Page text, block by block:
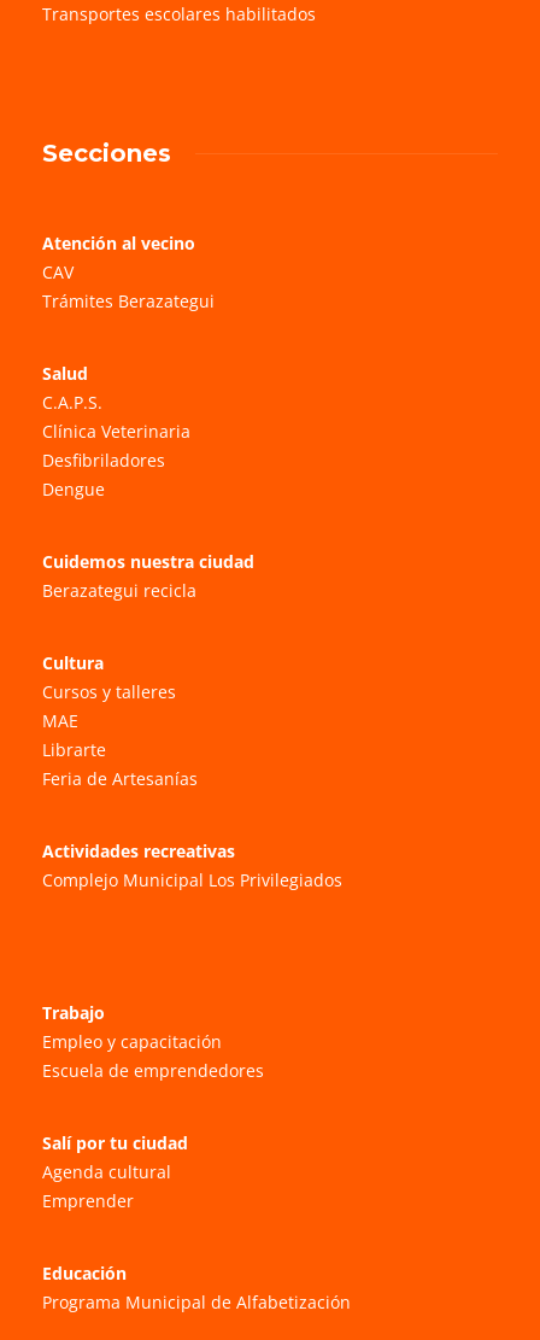
Transportes escolares habilitados
Secciones
Atención al vecino
CAV
Trámites Berazategui
Salud
C.A.P.S.
Clínica Veterinaria
Desfibriladores
Dengue
Cuidemos nuestra ciudad
Berazategui recicla
Cultura
Cursos y talleres
MAE
Librarte
Feria de Artesanías
Actividades recreativas
Complejo Municipal Los Privilegiados
Trabajo
Empleo y capacitación
Escuela de emprendedores
Salí por tu ciudad
Agenda cultural
Emprender
Educación
Programa Municipal de Alfabetización